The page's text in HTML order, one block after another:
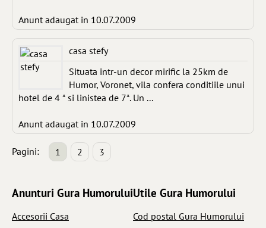
Anunt adaugat in 10.07.2009
casa stefy
Situata intr-un decor mirific la 25km de
Humor, Voronet, vila confera conditiile unui
hotel de 4 * si linistea de 7*. Un ...
Anunt adaugat in 10.07.2009
Pagini: 1 2 3
Anunturi Gura Humorului
Accesorii Casa
Utile Gura Humorului
Cod postal Gura Humorului